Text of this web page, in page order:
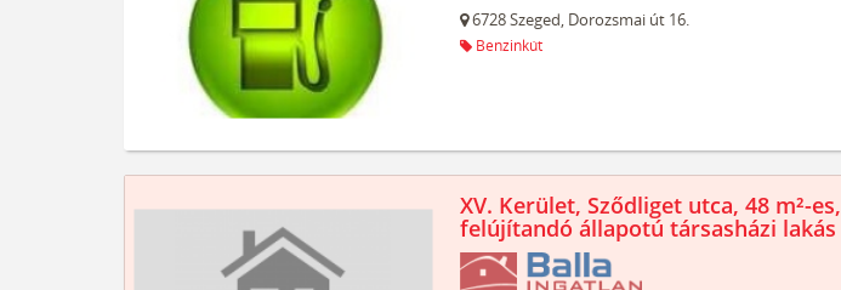
6728Szeged, Dorozsmai út 16.
Benzinkút
XV. Kerület, Sződliget utca, 48 m²-es,
felújítandó állapotú társasházi lakás